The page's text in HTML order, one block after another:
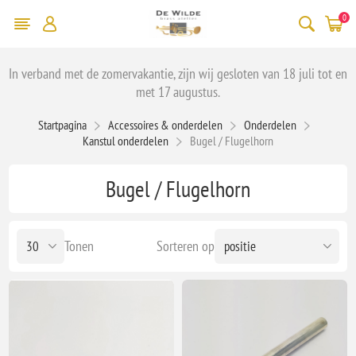
0
In verband met de zomervakantie, zijn wij gesloten van 18 juli tot en
met 17 augustus.
Startpagina Accessoires & onderdelen
Onderdelen
Kanstul onderdelen
Bugel / Flugelhorn
Bugel / Flugelhorn
Sorteren op
Tonen